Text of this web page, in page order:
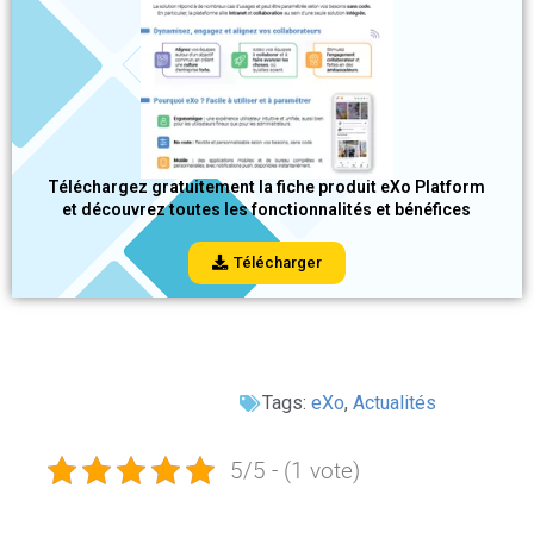
Téléchargez gratuitement la fiche produit eXo Platform
et découvrez toutes les fonctionnalités et bénéfices
Télécharger
Tags: eXo,Actualités
5/5 - (1 vote)